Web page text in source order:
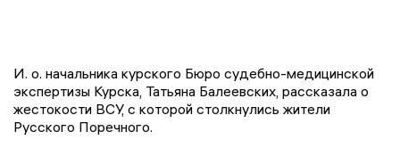
И. о. начальника курского Бюро судебно-медицинской
экспертизы Курска, Татьяна Балеевских, рассказала о
жестокости ВСУ, с которой столкнулись жители
Русского Поречного.